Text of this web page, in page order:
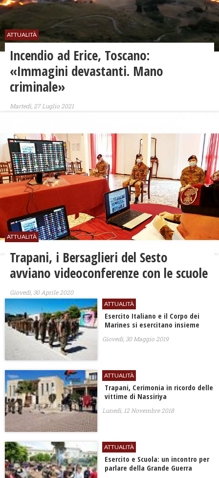
ATTUALITÀ
Incendio ad Erice, Toscano:
«Immagini devastanti. Mano
criminale»
Martedì, 27 Luglio 2021
ATTUALITÀ
Trapani, i Bersaglieri del Sesto
avviano videoconferenze con le scuole
Giovedì, 30 Aprile 2020
ATTUALITÀ
Esercito Italiano e il Corpo dei
Marines si esercitano insieme
Giovedì, 30 Maggio 2019
ATTUALITÀ
Trapani, Cerimonia in ricordo delle
vittime di Nassiriya
Lunedì, 12 Novembre 2018
ATTUALITÀ
Esercito e Scuola: un incontro per
parlare della Grande Guerra